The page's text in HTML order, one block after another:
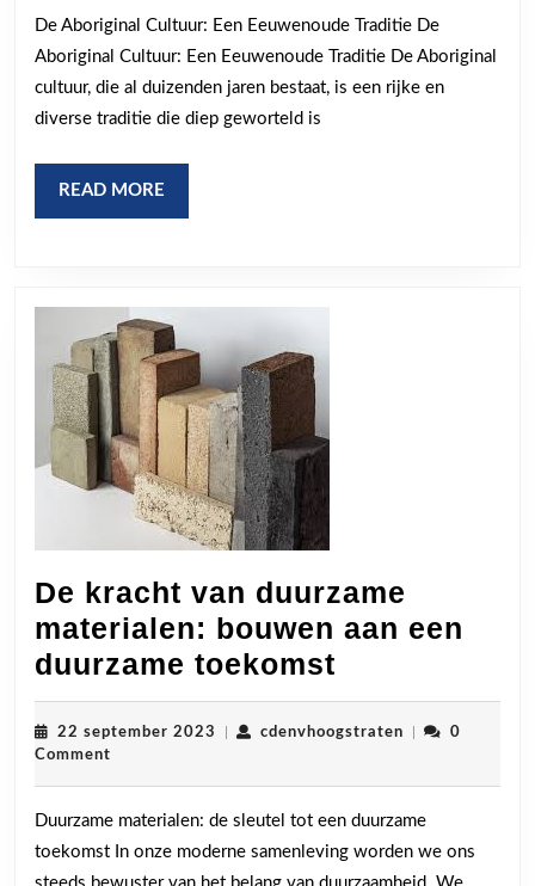
Cultuur:
Een
Eeuwenoud
Erfgoed
De Aboriginal Cultuur: Een Eeuwenoude Traditie De
Aboriginal Cultuur: Een Eeuwenoude Traditie De Aboriginal
cultuur, die al duizenden jaren bestaat, is een rijke en
diverse traditie die diep geworteld is
READ MORE
MORE
De kracht van duurzame
materialen: bouwen aan een
duurzame toekomst
kracht
van
materialen:
bouwen
aan
22 september 2023 cdenvhoogstraten
0
Comment
Duurzame materialen: de sleutel tot een duurzame
toekomst In onze moderne samenleving worden we ons